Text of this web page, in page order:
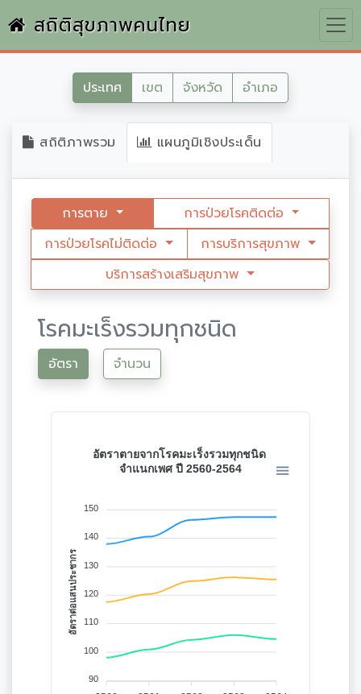
สถิติสุขภาพคนไทย
ประเทศ เขต จังหวัด อำเภอ
สถิติภาพรวม แผนภูมิเชิงประเด็น
การตาย
การป่วยโรคติดต่อ
การป่วยโรคไม่ติดต่อ
การบริการสุขภาพ
บริการสร้างเสริมสุขภาพ
โรคมะเร็งรวมทุกชนิด
อัตรา จำนวน